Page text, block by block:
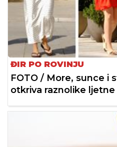
ĐIR PO ROVINJU
FOTO / More, sunce i
otkriva raznolike